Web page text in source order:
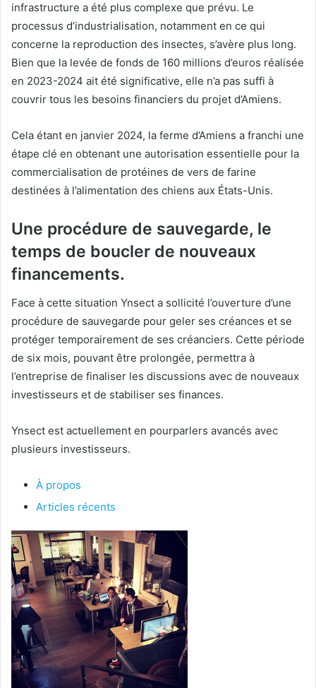
infrastructure a été plus complexe que prévu. Le
processus d’industrialisation, notamment en ce qui
concerne la reproduction des insectes, s’avère plus long.
Bien que la levée de fonds de 160 millions d’euros réalisée
en 2023-2024 ait été significative, elle n’a pas suffi à
couvrir tous les besoins financiers du projet d’Amiens.
Cela étant en janvier 2024, la ferme d’Amiens a franchi une
étape clé en obtenant une autorisation essentielle pour la
commercialisation de protéines de vers de farine
destinées à l’alimentation des chiens aux États-Unis.
Une procédure de sauvegarde, le
temps de boucler de nouveaux
financements.
Face à cette situation Ynsect a sollicité l’ouverture d’une
procédure de sauvegarde pour geler ses créances et se
protéger temporairement de ses créanciers. Cette période
de six mois, pouvant être prolongée, permettra à
l’entreprise de finaliser les discussions avec de nouveaux
investisseurs et de stabiliser ses finances.
Ynsect est actuellement en pourparlers avancés avec
plusieurs investisseurs.
À propos
Articles récents